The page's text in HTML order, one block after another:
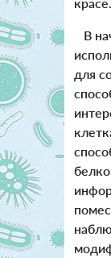
В
для